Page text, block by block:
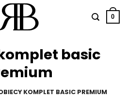
0
basic
KOMPLET BASIC PREMIUM